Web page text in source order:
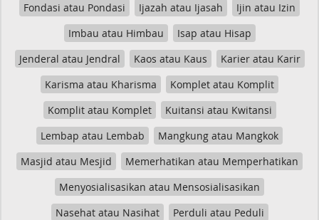
Fondasi atau Pondasi
Ijazah atau Ijasah
Ijin atau Izin
Imbau atau Himbau
Isap atau Hisap
Jenderal atau Jendral
Kaos atau Kaus
Karier atau Karir
Karisma atau Kharisma
Komplet atau Komplit
Komplit atau Komplet
Kuitansi atau Kwitansi
Lembap atau Lembab
Mangkung atau Mangkok
Masjid atau Mesjid
Memerhatikan atau Memperhatikan
Menyosialisasikan atau Mensosialisasikan
Nasehat atau Nasihat
Perduli atau Peduli